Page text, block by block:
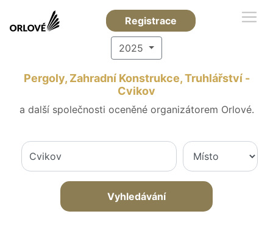
Registrace
2025
Pergoly, Zahradní Konstrukce, Truhlářství -
Cvikov
a další společnosti oceněné organizátorem Orlové.
Vyhledávání